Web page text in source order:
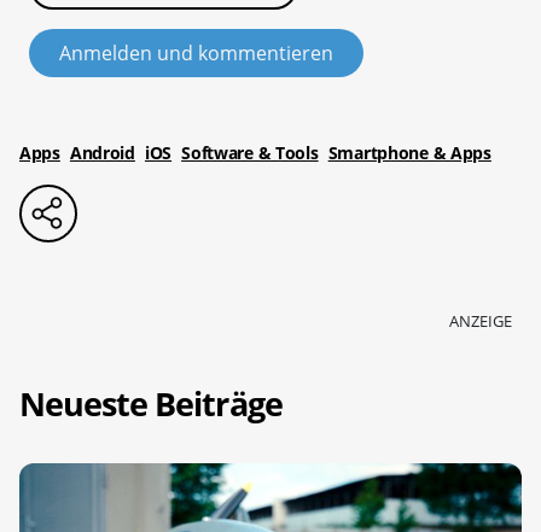
Anmelden und kommentieren
Apps Android iOS Software & Tools Smartphone & Apps
ANZEIGE
Neueste Beiträge